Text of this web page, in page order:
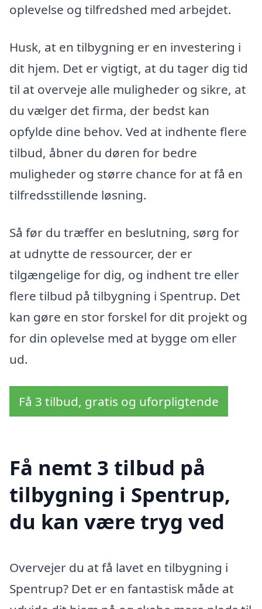
oplevelse og tilfredshed med arbejdet.
Husk, at en tilbygning er en investering i
dit hjem. Det er vigtigt, at du tager dig tid
til at overveje alle muligheder og sikre, at
du vælger det firma, der bedst kan
opfylde dine behov. Ved at indhente flere
tilbud, åbner du døren for bedre
muligheder og større chance for at få en
tilfredsstillende løsning.
Så før du træffer en beslutning, sørg for
at udnytte de ressourcer, der er
tilgængelige for dig, og indhent tre eller
flere tilbud på tilbygning i Spentrup. Det
kan gøre en stor forskel for dit projekt og
for din oplevelse med at bygge om eller
ud.
Få 3 tilbud, gratis og uforpligtende
Få nemt 3 tilbud på
tilbygning i Spentrup,
du kan være tryg ved
Overvejer du at få lavet en tilbygning i
Spentrup? Det er en fantastisk måde at